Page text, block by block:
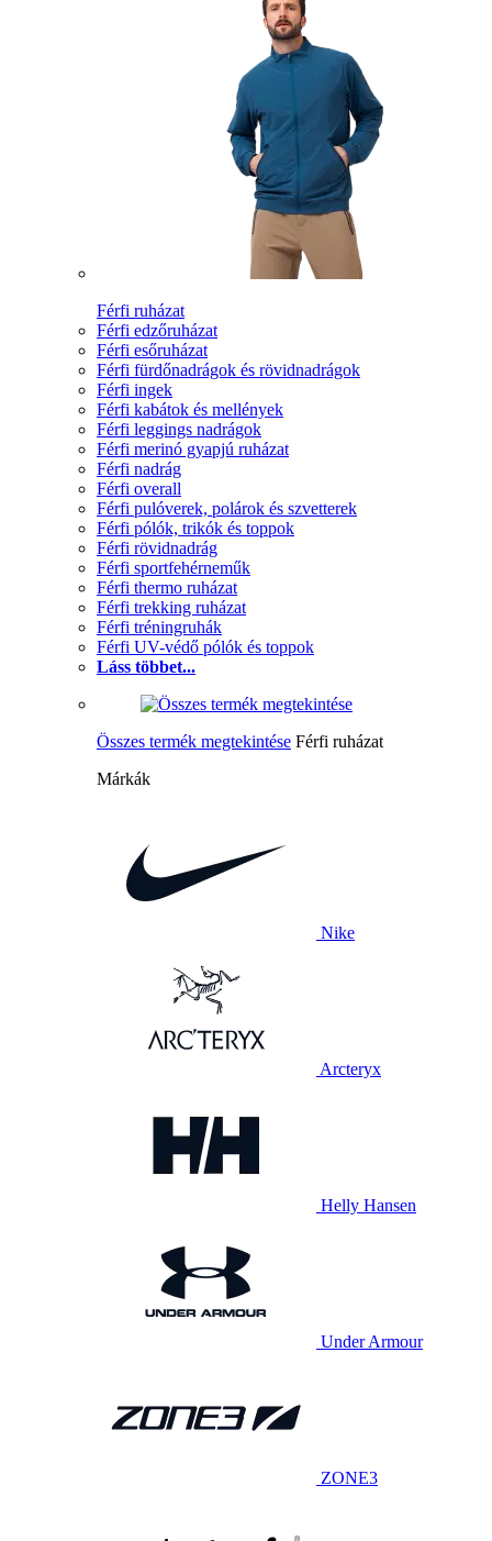
Férfi ruházat
Férfi edzőruházat
Férfi esőruházat
Férfi fürdőnadrágok és rövidnadrágok
Férfi ingek
Férfi kabátok és mellények
Férfi leggings nadrágok
Férfi merinó gyapjú ruházat
Férfi nadrág
Férfi overall
Férfi pulóverek, polárok és szvetterek
Férfi pólók, trikók és toppok
Férfi rövidnadrág
Férfi sportfehérneműk
Férfi thermo ruházat
Férfi trekking ruházat
Férfi tréningruhák
Férfi UV-védő pólók és toppok
Láss többet...
Összes termék megtekintése Férfi ruházat
Márkák
Nike
Arcteryx
Helly Hansen
Under Armour
ZONE3